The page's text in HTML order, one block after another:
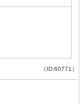
（ID:60771）